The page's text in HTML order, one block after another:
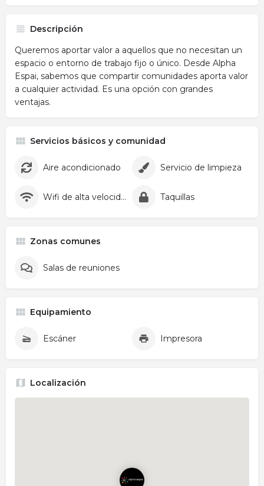
Descripción
Queremos aportar valor a aquellos que no necesitan un
espacio o entorno de trabajo fijo o único. Desde Alpha
Espai, sabemos que compartir comunidades aporta valor
a cualquier actividad. Es una opción con grandes
ventajas.
Servicios básicos y comunidad
Aire acondicionado Servicio de limpieza
Wifi de alta velocidad Taquillas
Zonas comunes
Salas de reuniones
Equipamiento
Escáner Impresora
Localización